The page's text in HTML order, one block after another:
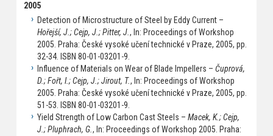
2005
Detection of Microstructure of Steel by Eddy Current –
Hořejší, J.; Cejp, J.; Pitter, J., In: Proceedings of Workshop
2005. Praha: České vysoké učení technické v Praze, 2005, pp.
32-34. ISBN 80-01-03201-9.
Influence of Materials on Wear of Blade Impellers – Čuprová,
D.; Fořt, I.; Cejp, J.; Jirout, T., In: Proceedings of Workshop
2005. Praha: České vysoké učení technické v Praze, 2005, pp.
51-53. ISBN 80-01-03201-9.
Yield Strength of Low Carbon Cast Steels – Macek, K.; Cejp,
J.; Pluphrach, G., In: Proceedings of Workshop 2005. Praha: